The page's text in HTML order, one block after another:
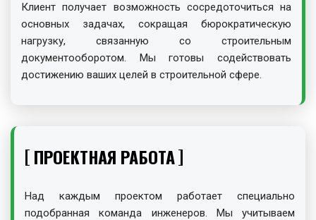
Клиент получает возможность сосредоточиться на
основных задачах, сокращая бюрократическую
нагрузку, связанную со строительным
документооборотом. Мы готовы содействовать
достижению ваших целей в строительной сфере.
ПРОЕКТНАЯ РАБОТА
Над каждым проектом работает специально
подобранная команда инженеров. Мы учитываем